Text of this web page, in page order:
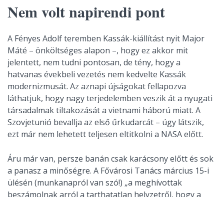
Nem volt napirendi pont
A Fényes Adolf teremben Kassák-kiállítást nyit Major
Máté – önköltséges alapon –, hogy ez akkor mit
jelentett, nem tudni pontosan, de tény, hogy a
hatvanas évekbeli vezetés nem kedvelte Kassák
modernizmusát. Az aznapi újságokat fellapozva
láthatjuk, hogy nagy terjedelemben veszik át a nyugati
társadalmak tiltakozását a vietnami háború miatt. A
Szovjetunió bevallja az első űrkudarcát – úgy látszik,
ezt már nem lehetett teljesen eltitkolni a NASA előtt.
Áru már van, persze banán csak karácsony előtt és sok
a panasz a minőségre. A Fővárosi Tanács március 15-i
ülésén (munkanapról van szó!) „a meghívottak
beszámolnak arról a tarthatatlan helyzetről, hogy a